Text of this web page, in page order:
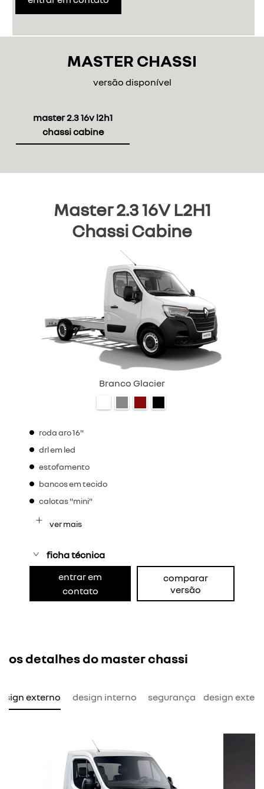
MASTER CHASSI
versão disponível
master 2.3 16v l2h1
chassi cabine
Master 2.3 16V L2H1
Chassi Cabine
Branco Glacier
roda aro 16"
drl em led
estofamento
bancos em tecido
calotas "mini"
ver mais
ficha técnica
entrar em
contato
comparar
versão
os detalhes do master chassi
externo design interno segurança design